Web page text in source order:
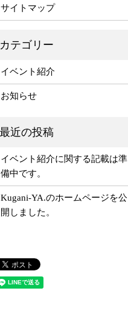
サイトマップ
イベント紹介
お知らせ
イベント紹介に関する記載は準
備中です。
Kugani-YA.のホームページを公
開しました。